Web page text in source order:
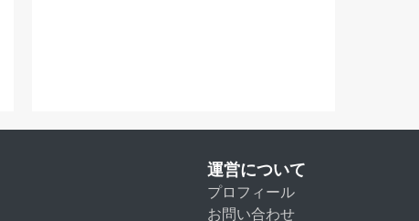
運営について
プロフィール
お問い合わせ